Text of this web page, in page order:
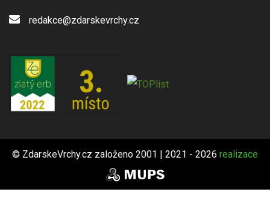
redakce@zdarskevrchy.cz
© ZdarskeVrchy.cz založeno 2001 | 2021 - 2026 realizace